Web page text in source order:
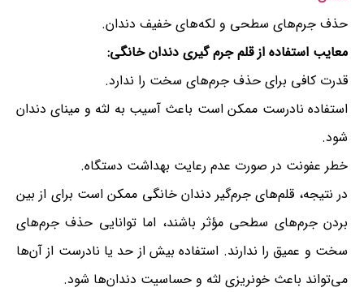
حذف جرم‌های سطحی و لکه‌های خفیف دندان.
معایب استفاده از قلم جرم گیری دندان خانگی:
قدرت کافی برای حذف جرم‌های سخت را ندارد.
استفاده نادرست ممکن است باعث آسیب به لثه و مینای دندان
شود.
خطر عفونت در صورت عدم رعایت بهداشت دستگاه.
در نتیجه، قلم‌های جرم‌گیر دندان خانگی ممکن است برای از بین
بردن جرم‌های سطحی مؤثر باشند، اما توانایی حذف جرم‌های
سخت و عمیق را ندارند. استفاده بیش از حد یا نادرست از آن‌ها
می‌تواند باعث خونریزی لثه و حساسیت دندان‌ها شود.